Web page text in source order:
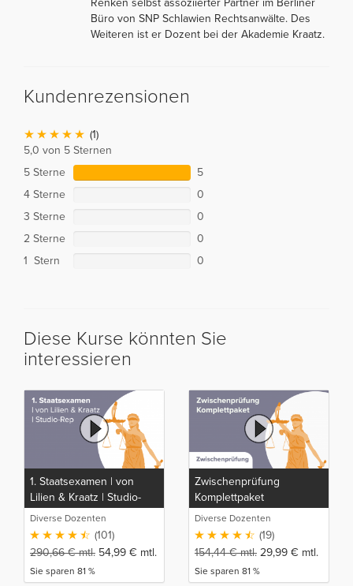
Büro von SNP Schlawien Rechtsanwälte. Des
Weiteren ist er Dozent bei der Akademie Kraatz.
Kundenrezensionen
(1)
5,0 von 5 Sternen
5 Sterne
5
4 Sterne
0
3 Sterne
0
2 Sterne
0
1 Stern
0
Diese Kurse könnten Sie
interessieren
1. Staatsexamen | von
Lilien & Kraatz | Studio-
Rep
Diverse Dozenten
(101)
290,66€mtl. 54,99 € mtl.
Sie sparen 81 %
Zwischenprüfung
Komplettpaket
Diverse Dozenten
(19)
154,44€mtl. 29,99 € mtl.
Sie sparen 81 %